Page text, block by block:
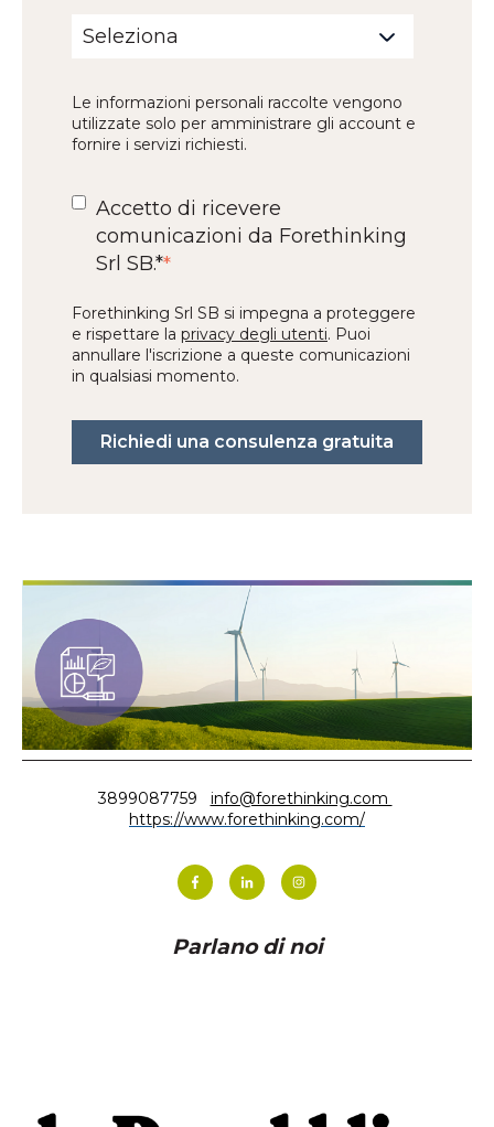
Le informazioni personali raccolte vengono
utilizzate solo per amministrare gli account e
fornire i servizi richiesti.
Accetto di ricevere
comunicazioni da Forethinking
Srl​ SB.**
Forethinking Srl SB si impegna a proteggere
e rispettare la privacy degli utenti. Puoi
annullare l'iscrizione a queste comunicazioni
in qualsiasi momento.
3899087759
info@forethinking.com
https://www.forethinking.com/
Parlano di noi